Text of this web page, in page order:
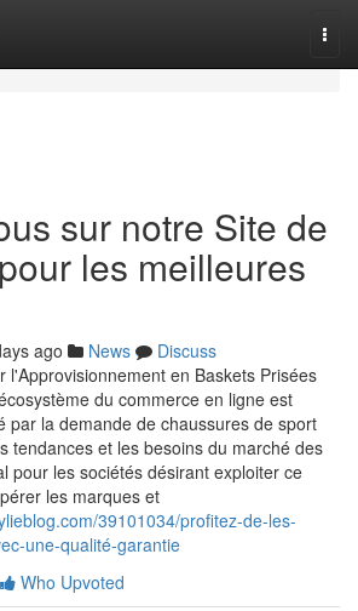
sur notre Site de
les meilleures
ago News
Discuss
l'Approvisionnement en Baskets Prisées
du commerce en ligne est
par la demande de chaussures de sport
tendances et les besoins du marché des
pour les sociétés désirant exploiter ce
les marques et
39101034/profitez-de-les-
une-qualité-garantie
Who Upvoted